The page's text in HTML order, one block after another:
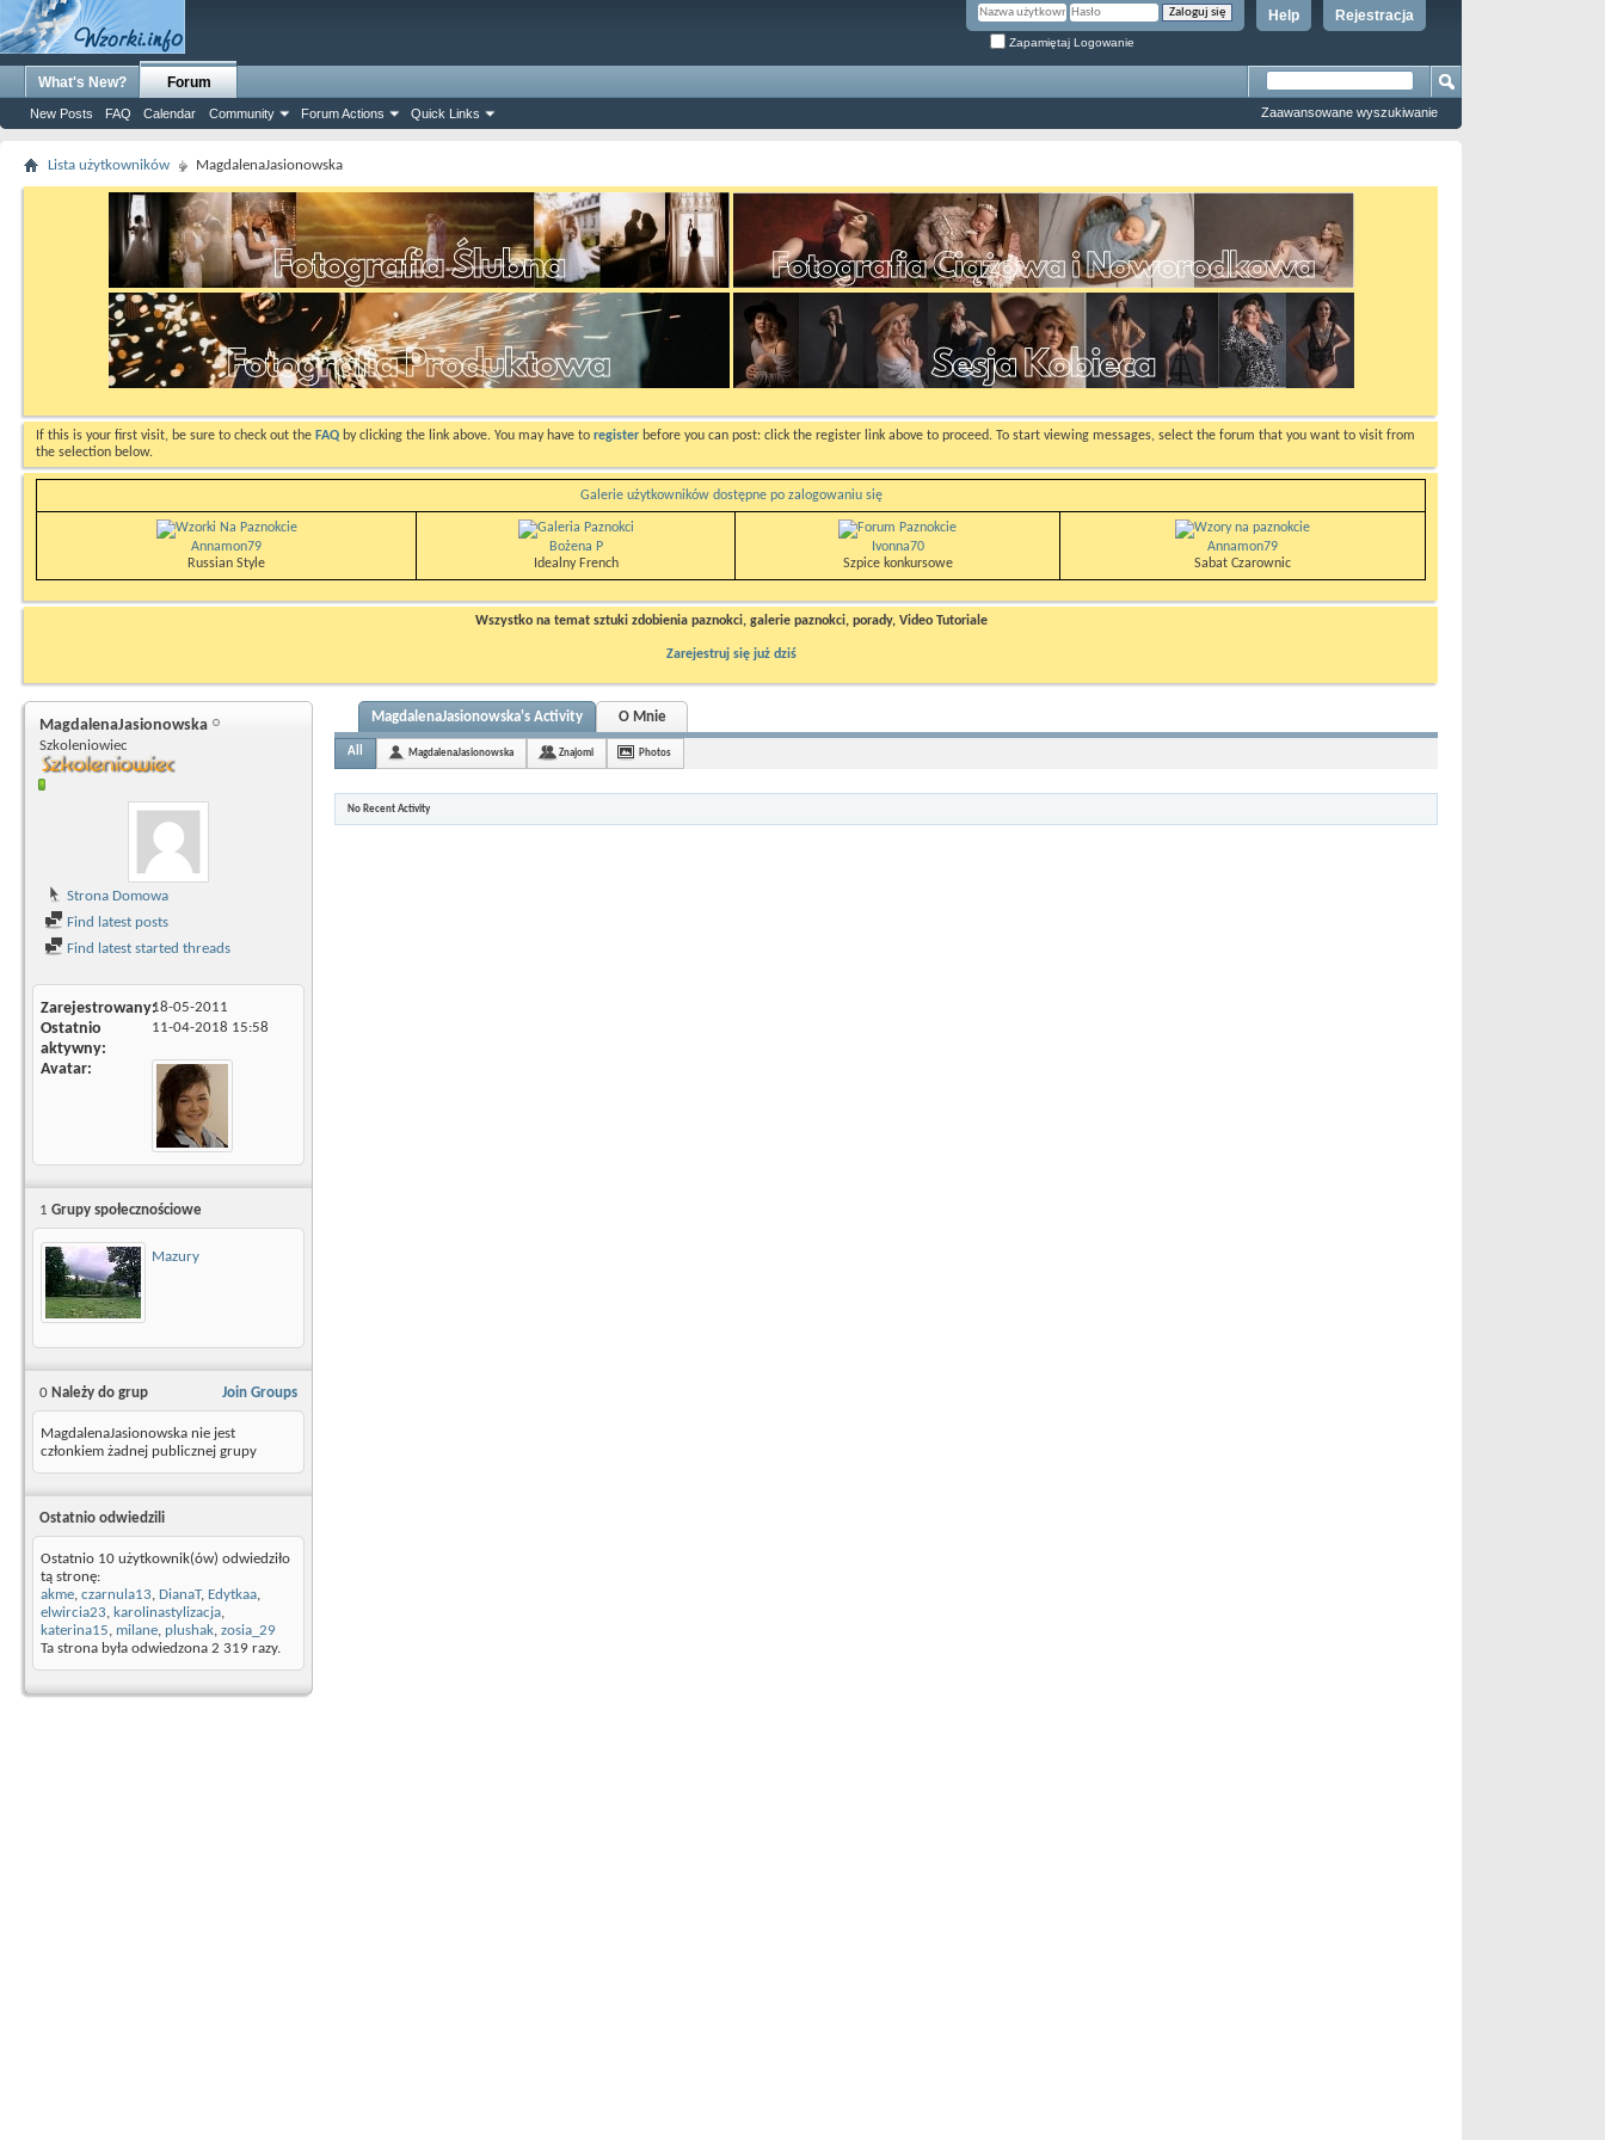
Rejestracja
Help
Zapamiętaj Logowanie
What's New? Forum
New Posts FAQ Calendar Community Forum Actions Quick Links Zaawansowane wyszukiwanie
Lista użytkowników MagdalenaJasionowska
If this is your first visit, be sure to check out the FAQ by clicking the link above. You may have to register before you can post: click the register link above to proceed. To start viewing messages, select the forum that you want to visit from
the selection below.
Galerie użytkowników dostępne po zalogowaniu się
Annamon79
Russian Style
Bożena P
Idealny French
Ivonna70
Szpice konkursowe
Annamon79
Sabat Czarownic
Wszystko na temat sztuki zdobienia paznokci, galerie paznokci, porady, Video Tutoriale
Zarejestruj się już dziś
MagdalenaJasionowska
Szkoleniowiec
Strona Domowa
Find latest posts
Find latest started threads
Zarejestrowany18-05-2011
Ostatnio
aktywny
11-04-2018 15:58
Avatar
1 Grupy społecznościowe
Mazury
Join Groups
0 Należy do grup
MagdalenaJasionowska nie jest
członkiem żadnej publicznej grupy
Ostatnio odwiedzili
Ostatnio 10 użytkownik(ów) odwiedziło
tą stronę:
akme, czarnula13, DianaT, Edytkaa,
elwircia23, karolinastylizacja,
katerina15, milane, plushak, zosia_29
Ta strona była odwiedzona 2 319 razy.
MagdalenaJasionowska's Activity O Mnie
All MagdalenaJasionowska Znajomi Photos
No Recent Activity